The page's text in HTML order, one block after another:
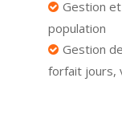
Gestion
population
Gestion
forfait jours,